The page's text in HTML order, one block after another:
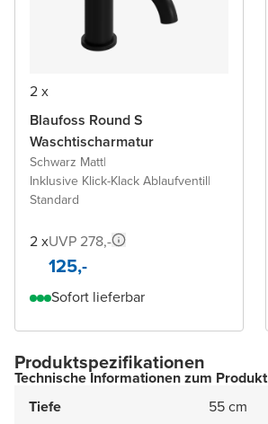
2 x
Blaufoss Round S
Waschtischarmatur
Schwarz Matt|
Inklusive Klick-Klack Ablaufventil|
Standard
2 xUVP 278,-
125,-
Sofort lieferbar
Produktspezifikationen
Technische Informationen zum Produkt
Tiefe
55 cm